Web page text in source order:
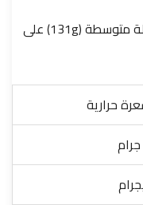
تبعًا لوزارة الصحة الأمريكية تحتوي برتقالة متوسطة (131g) على